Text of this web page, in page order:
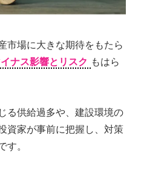
市場に大きな期待をもたら
ナス影響とリスク もはら
る供給過多や、建設環境の
資家が事前に把握し、対策
す。